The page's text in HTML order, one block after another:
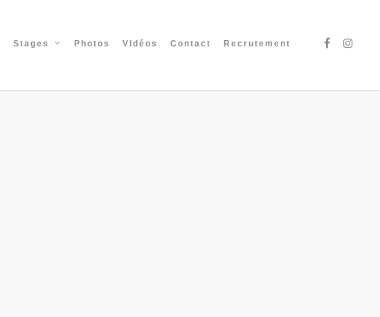
Stages Photos Vidéos Contact Recrutement